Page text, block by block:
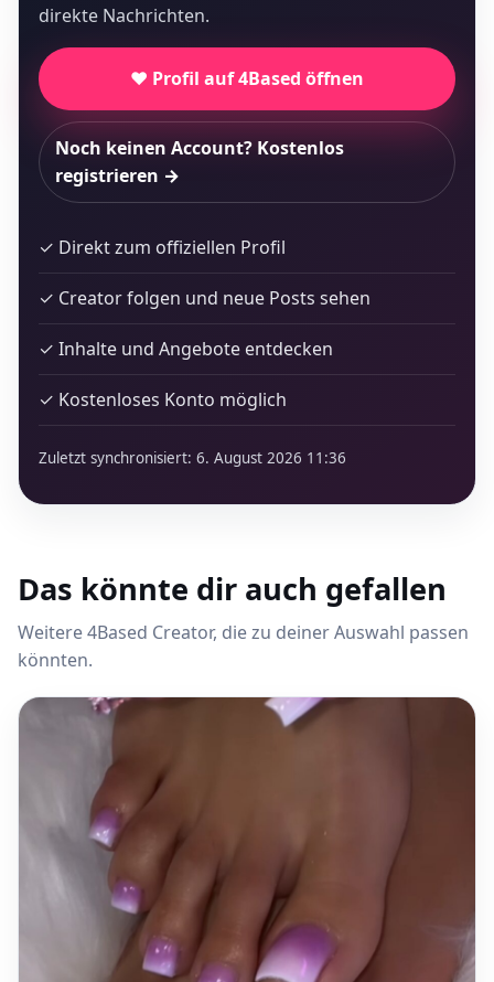
direkte Nachrichten.
❤️ Profil auf 4Based öffnen
Noch keinen Account? Kostenlos
registrieren →
✓ Direkt zum offiziellen Profil
✓ Creator folgen und neue Posts sehen
✓ Inhalte und Angebote entdecken
✓ Kostenloses Konto möglich
Zuletzt synchronisiert: 6. August 2026 11:36
Das könnte dir auch gefallen
Weitere 4Based Creator, die zu deiner Auswahl passen
könnten.